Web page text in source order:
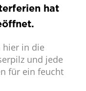
hat
hier in die
und jede
für ein feucht